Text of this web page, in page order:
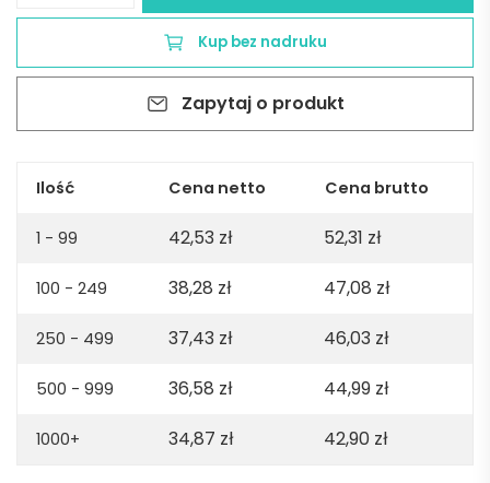
shirt.
organic
180gsm.
Kup bez nadruku
Zapytaj o produkt
Ilość Cena netto Cena brutto
1 - 99 42,53 zł 52,31 zł
100 - 249 38,28 zł 47,08 zł
250 - 499 37,43 zł 46,03 zł
500 - 999 36,58 zł 44,99 zł
1000+ 34,87 zł 42,90 zł